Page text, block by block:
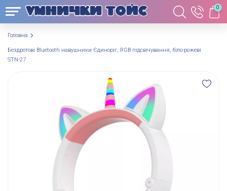
0
Головна
Бездротові Bluetooth навушники Єдиноріг, RGB підсвічування, біло-рожеві
STN-27